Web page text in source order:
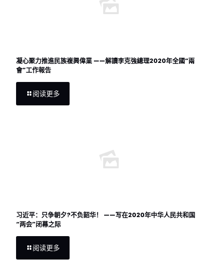
凝心聚力推進民族複興偉業 ——解讀李克強總理2020年全國“兩
會”工作報告
阅读更多
习近平：只争朝夕?不负韶华！ ——写在2020年中华人民共和国
“两会”闭幕之际
阅读更多